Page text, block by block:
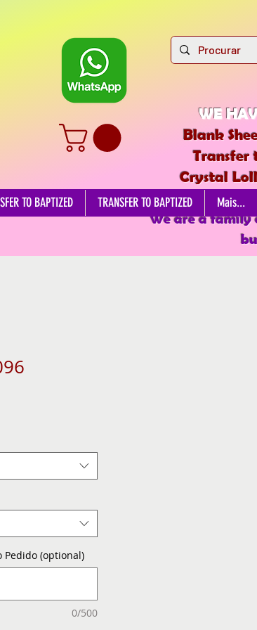
WE
Blank
Transfer
Crystal
We are a family
TO BAPTIZED TRANSFER TO BAPTIZED Mais...
Pedido (optional)
0/500